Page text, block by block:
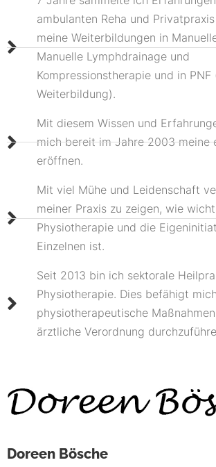
ambulanten Reha und
meine Weiterbildungen in
Manuelle Lymphdrainage und
Kompressionstherapie und in
Weiterbildung).
Mit diesem Wissen und
mich bereit im Jahre 2003 meine
eröffnen.
Mit viel Mühe und Leidenschaft
meiner Praxis zu zeigen, wie
Physiotherapie und die
Einzelnen ist.
Seit 2013 bin ich sektorale
Physiotherapie. Dies befähigt
physiotherapeutische
ärztliche Verordnung
Doreen Bösche